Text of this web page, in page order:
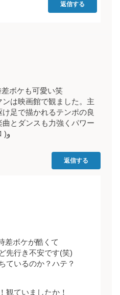
返信する
ボケも可愛い笑
は映画館で観ました。主
足で描かれるテンポの良
とダンスも力強くパワー
をもらえる映画ですね٩( ᐛ )و
返信する
差ボケが酷くて
先行き不安です(笑)
ているのか？ハテ？
観ていましたか！